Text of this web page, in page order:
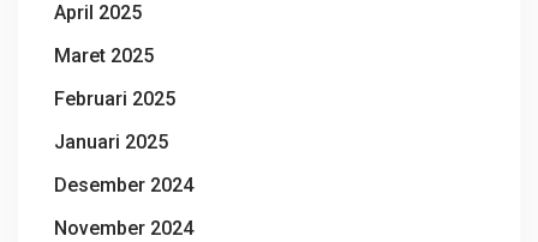
April 2025
Maret 2025
Februari 2025
Januari 2025
Desember 2024
November 2024